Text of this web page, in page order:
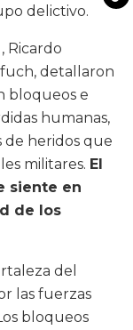
delictivo.
Ricardo
detallaron
bloqueos e
humanas,
de heridos que
militares. El
siente en
de los
del
las fuerzas
bloqueos